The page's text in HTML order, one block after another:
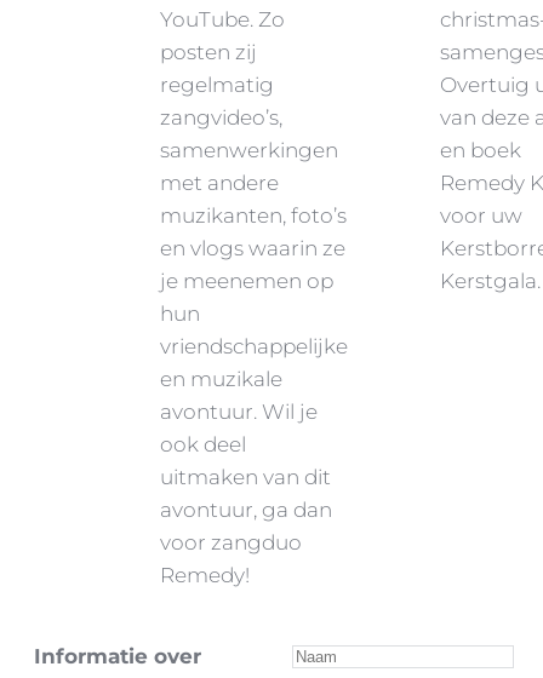
YouTube. Zo
posten zij
regelmatig
zangvideo’s,
samenwerkingen
met andere
muzikanten, foto’s
en vlogs waarin ze
je meenemen op
hun
vriendschappelijke
en muzikale
avontuur. Wil je
ook deel
uitmaken van dit
avontuur, ga dan
voor zangduo
Remedy!
Overtuig
van deze
en boek
Remedy
voor uw
Kerstgala.
Informatie over